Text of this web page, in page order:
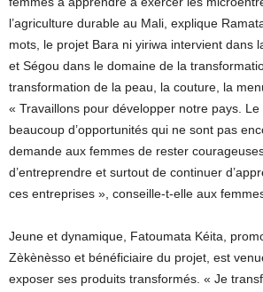
l’agriculture durable au Mali, explique
mots, le projet Bara ni yiriwa intervient dans
et Ségou dans le domaine de la
transformation de la peau, la couture, la
« Travaillons pour développer notre pays.
beaucoup d’opportunités qui ne sont pas
demande aux femmes de rester
d’entreprendre et surtout de continuer
ces entreprises », conseille-t-elle aux
Jeune et dynamique, Fatoumata Kéita,
Zèkènèsso et bénéficiaire du projet, est
exposer ses produits transformés. « Je